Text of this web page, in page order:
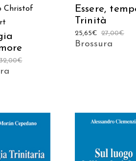
Christof
€
Essere,
Trinità
27,00€
25,65€
Brossura